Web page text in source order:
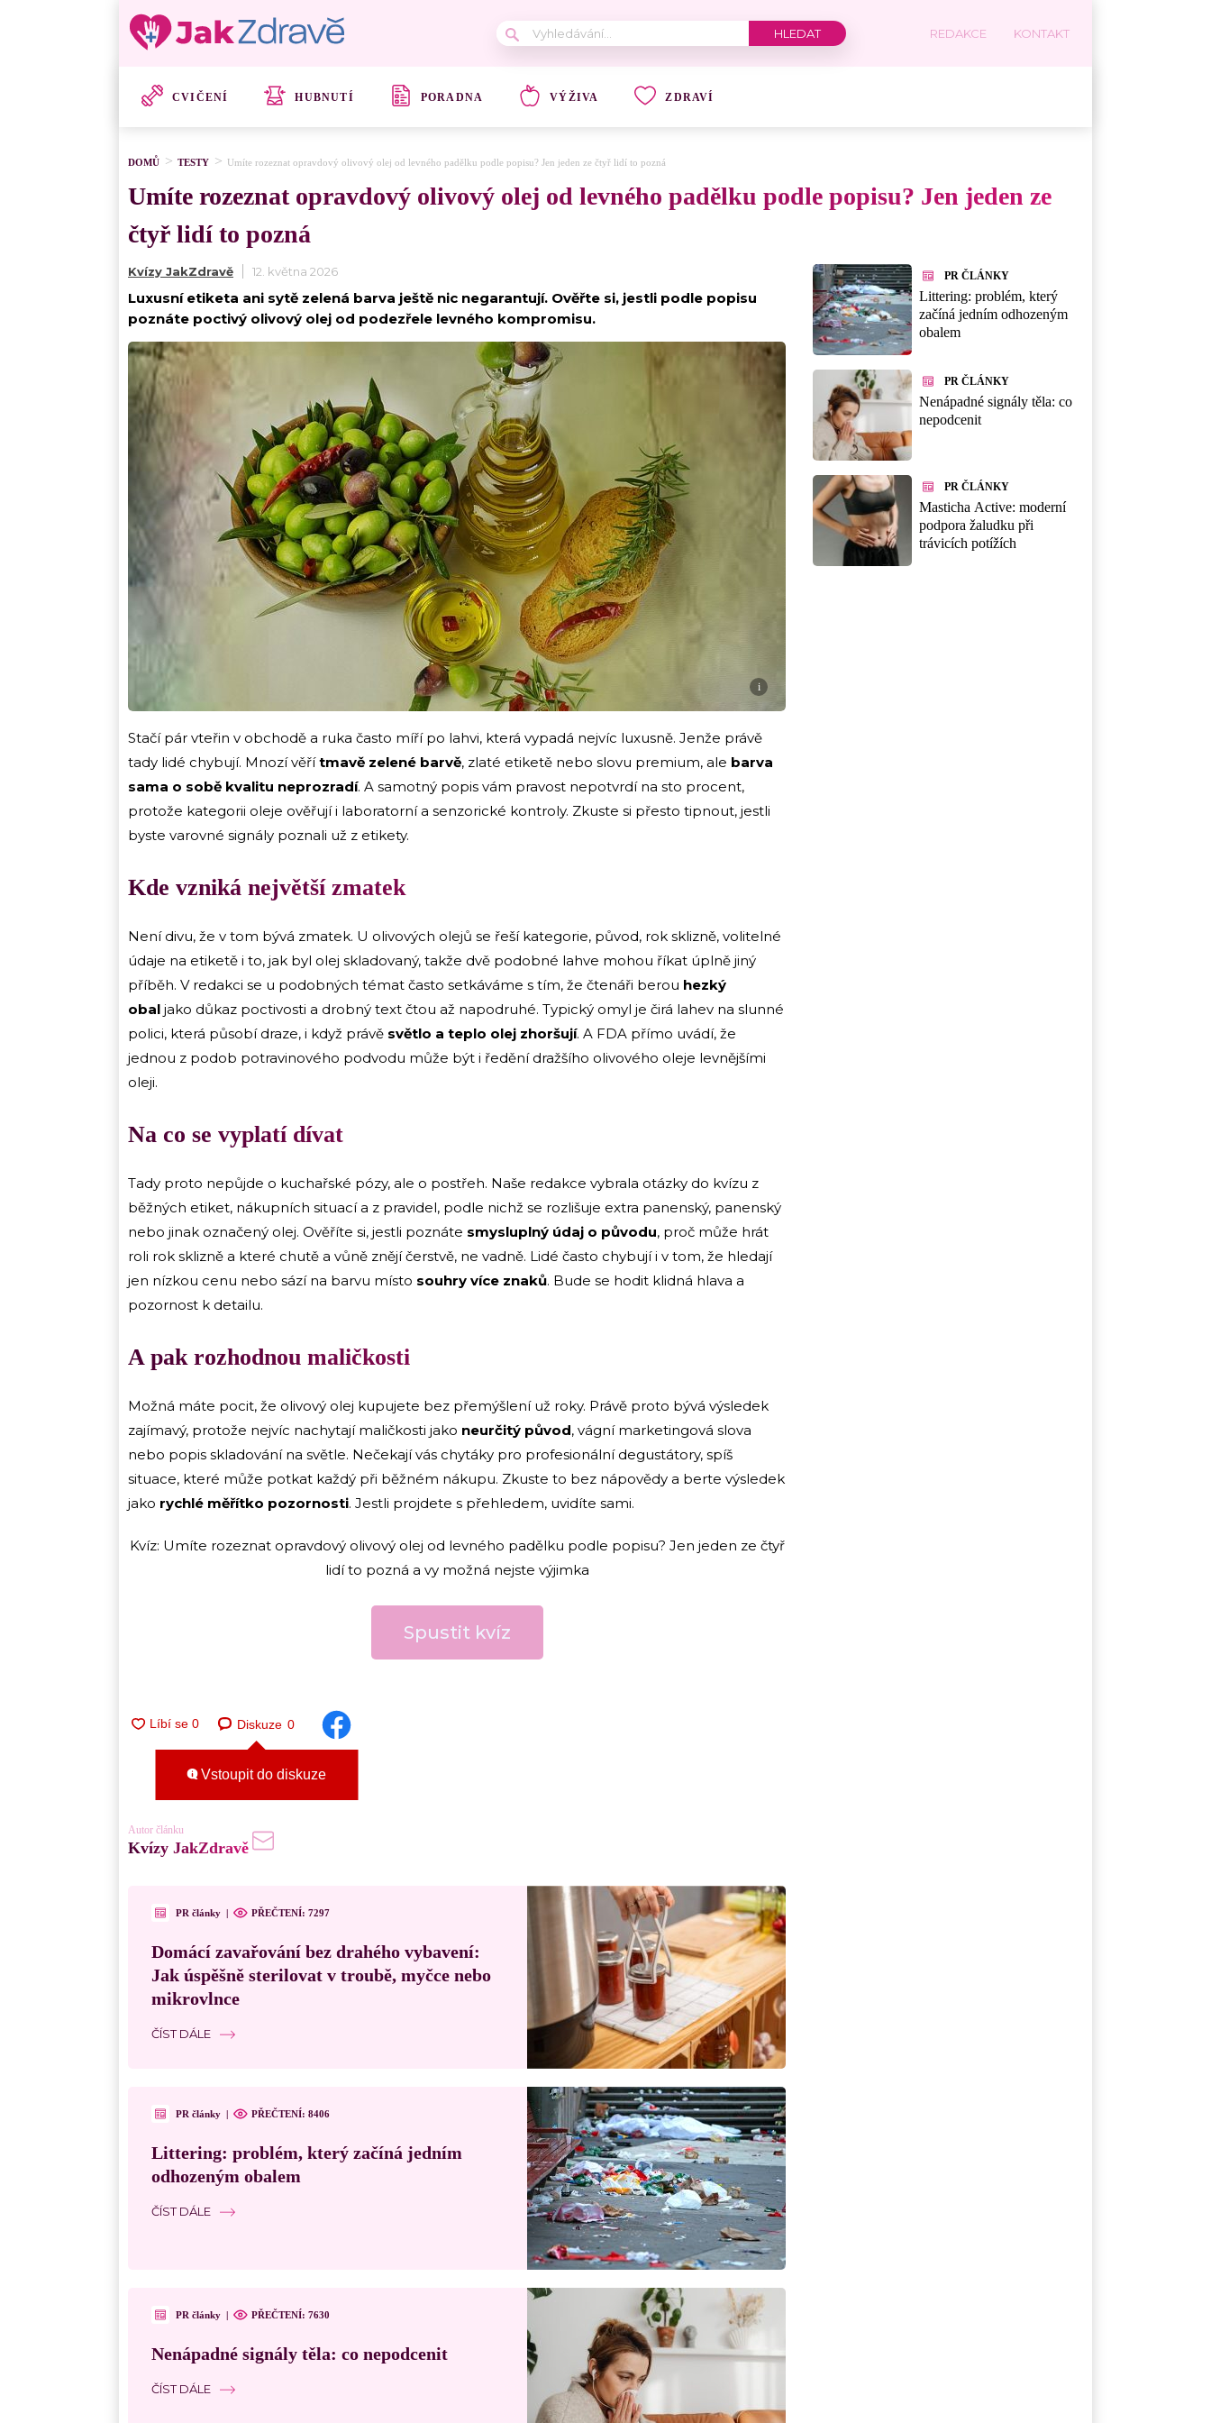
REDAKCE KONTAKT
CVIČENÍ HUBNUTÍ PORADNA VÝŽIVA ZDRAVÍ
DOMŮ TESTY Umíte rozeznat opravdový olivový olej od levného padělku podle popisu? Jen jeden ze čtyř lidí to pozná
Umíte rozeznat opravdový olivový olej od levného padělku podle popisu? Jen jeden ze
čtyř lidí to pozná
Kvízy JakZdravě 12. května 2026
Luxusní etiketa ani sytě zelená barva ještě nic negarantují. Ověřte si, jestli podle popisu
poznáte poctivý olivový olej od podezřele levného kompromisu.
i
Stačí pár vteřin v obchodě a ruka často míří po lahvi, která vypadá nejvíc luxusně. Jenže právě
tady lidé chybují. Mnozí věřítmavě zelené barvě, zlaté etiketě nebo slovu premium, ale barva
sama o sobě kvalitu neprozradí. A samotný popis vám pravost nepotvrdí na sto procent,
protože kategorii oleje ověřují i laboratorní a senzorické kontroly. Zkuste si přesto tipnout, jestli
byste varovné signály poznali už z etikety.
Kde vzniká největší zmatek
Není divu, že v tom bývá zmatek. U olivových olejů se řeší kategorie, původ, rok sklizně, volitelné
údaje na etiketě i to, jak byl olej skladovaný, takže dvě podobné lahve mohou říkat úplně jiný
příběh. V redakci se u podobných témat často setkáváme s tím, že čtenáři berou hezký
obal jako důkaz poctivosti a drobný text čtou až napodruhé. Typický omyl je čirá lahev na slunné
polici, která působí draze, i když právě světlo a teplo olej zhoršují. A FDA přímo uvádí, že
jednou z podob potravinového podvodu může být i ředění dražšího olivového oleje levnějšími
oleji.
Na co se vyplatí dívat
Tady proto nepůjde o kuchařské pózy, ale o postřeh. Naše redakce vybrala otázky do kvízu z
běžných etiket, nákupních situací a z pravidel, podle nichž se rozlišuje extra panenský, panenský
nebo jinak označený olej. Ověříte si, jestli poznáte smysluplný údaj o původu, proč může hrát
roli rok sklizně a které chutě a vůně znějí čerstvě, ne vadně. Lidé často chybují i v tom, že hledají
jen nízkou cenu nebo sází na barvu místo souhry více znaků. Bude se hodit klidná hlava a
pozornost k detailu.
A pak rozhodnou maličkosti
Možná máte pocit, že olivový olej kupujete bez přemýšlení už roky. Právě proto bývá výsledek
zajímavý, protože nejvíc nachytají maličkosti jako neurčitý původ, vágní marketingová slova
nebo popis skladování na světle. Nečekají vás chytáky pro profesionální degustátory, spíš
situace, které může potkat každý při běžném nákupu. Zkuste to bez nápovědy a berte výsledek
jako rychlé měřítko pozornosti. Jestli projdete s přehledem, uvidíte sami.
Kvíz: Umíte rozeznat opravdový olivový olej od levného padělku podle popisu? Jen jeden ze čtyř
lidí to pozná a vy možná nejste výjimka
Spustit kvíz
Diskuze 0
Vstoupit do diskuze
Autor článku
Kvízy JakZdravě
PR články | PŘEČTENÍ: 7297
Domácí zavařování bez drahého vybavení:
Jak úspěšně sterilovat v troubě, myčce nebo
mikrovlnce
ČÍST DÁLE
PR články | PŘEČTENÍ: 8406
Littering: problém, který začíná jedním
odhozeným obalem
ČÍST DÁLE
PR články | PŘEČTENÍ: 7630
Nenápadné signály těla: co nepodcenit
ČÍST DÁLE
PR ČLÁNKY
Littering: problém, který
začíná jedním odhozeným
obalem
PR ČLÁNKY
Nenápadné signály těla: co
nepodcenit
PR ČLÁNKY
Masticha Active: moderní
podpora žaludku při
trávicích potížích